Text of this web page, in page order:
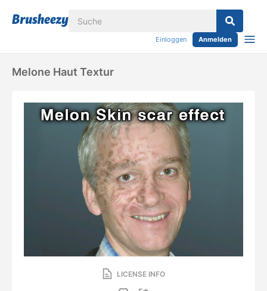
Einloggen Anmelden
Melone Haut Textur
LICENSE INFO